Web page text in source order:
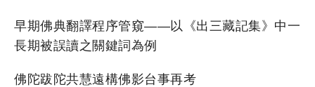
早期佛典翻譯程序管窺——以《出三藏記集》中一
長期被誤讀之關鍵詞為例
佛陀跋陀共慧遠構佛影台事再考